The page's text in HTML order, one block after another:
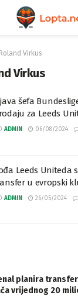
Roland Virkus
Virkus
šefa
za Leeds
ADMIN 06/08/2024
Leeds Uniteda
u evropski
ADMIN 26/05/2024
planira
vrijednog 20